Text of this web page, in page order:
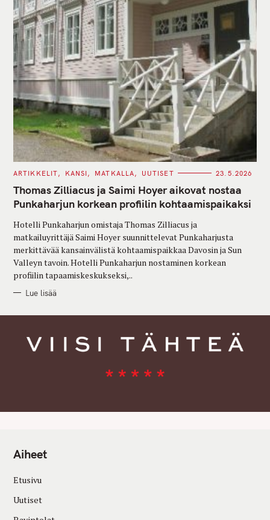
C
T
E
G
O
I
E
S
ARTIKKELIT KANSI MATKALLA UUTISET 23.5.2026
Thomas Zilliacus ja Saimi Hoyer aikovat nostaa
Punkaharjun korkean profiilin kohtaamispaikaksi
Hotelli Punkaharjun omistaja Thomas Zilliacus ja
matkailuyrittäjä Saimi Hoyer suunnittelevat Punkaharjusta
merkittävää kansainvälistä kohtaamispaikkaa Davosin ja Sun
Valleyn tavoin. Hotelli Punkaharjun nostaminen korkean
profiilin tapaamiskeskukseksi,..
Lue lisää
Aiheet
Etusivu
Uutiset